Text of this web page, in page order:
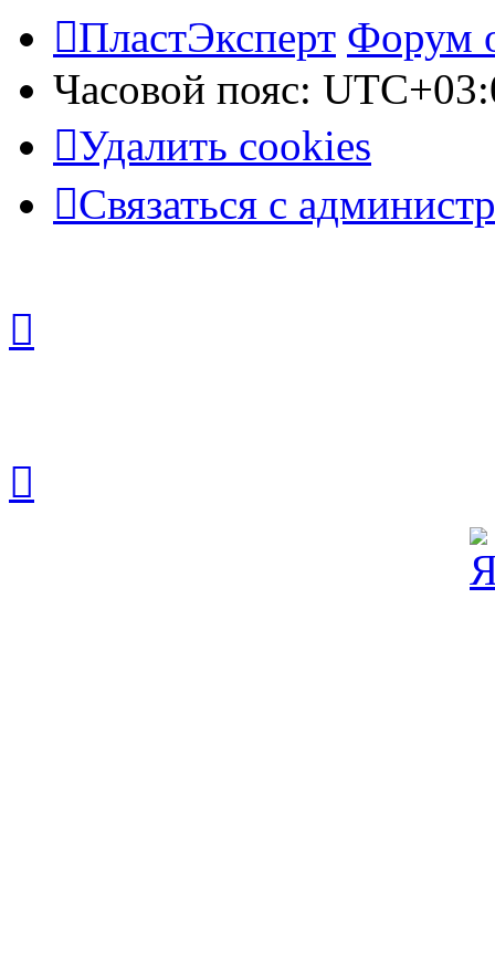
ПластЭксперт Форум
Часовой пояс:
Удалить cookies
Связаться с